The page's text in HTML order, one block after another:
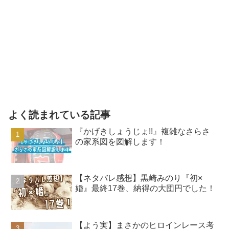
よく読まれている記事
『かげきしょうじょ!!』複雑なさらさ
の家系図を図解します！
【ネタバレ感想】黒崎みのり『初×
婚』最終17巻、納得の大団円でした！
【よう実】まさかのヒロインレース考